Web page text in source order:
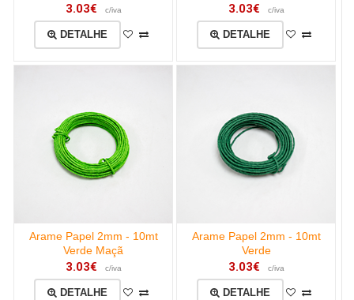
3.03€ c/iva
DETALHE
3.03€ c/iva
DETALHE
Arame Papel 2mm - 10mt
Verde Maçã
3.03€ c/iva
DETALHE
Arame Papel 2mm - 10mt
Verde
3.03€ c/iva
DETALHE